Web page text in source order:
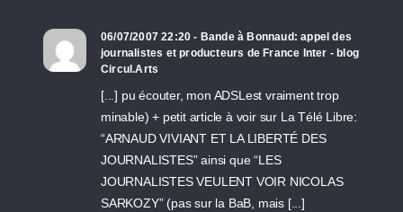
06/07/2007 22:20 - Bande à Bonnaud: appel des
journalistes et producteurs de France Inter - blog
Circul.Arts
[...] pu écouter, mon ADSLest vraiment trop
minable) + petit article à voir sur La Télé Libre:
“ARNAUD VIVIANT ET LA LIBERTÉ DES
JOURNALISTES” ainsi que “LES
JOURNALISTES VEULENT VOIR NICOLAS
SARKOZY” (pas sur la BaB, mais [...]